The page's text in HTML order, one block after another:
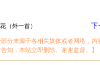
（外一首） 下
分来源于各相关媒体或者网络，
知，本站立即删除。谢谢监督。】